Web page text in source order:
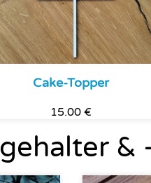
Cake-Topper
15.00 €
&